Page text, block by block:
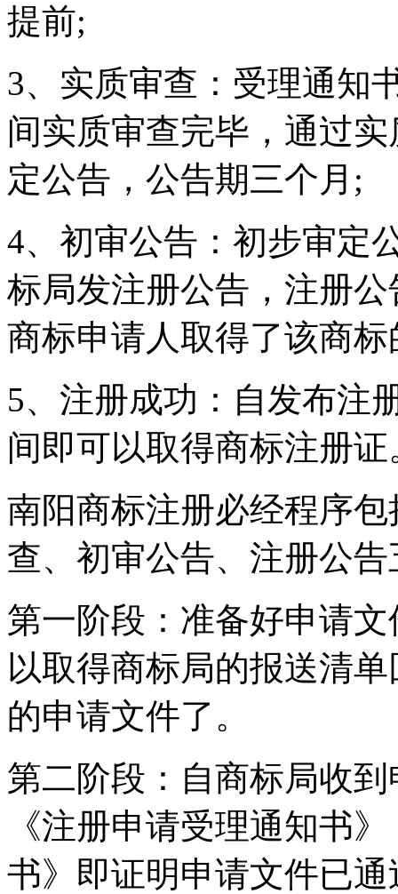
提前;
3、实质审查：受理通知
间实质审查完毕，通过
定公告，公告期三个月;
4、初审公告：初步审定
标局发注册公告，注册
商标申请人取得了该商
5、注册成功：自发布注
间即可以取得商标注册证
南阳商标注册必经程序
查、初审公告、注册公
第一阶段：准备好申请
以取得商标局的报送清
的申请文件了。
第二阶段：自商标局收
《注册申请受理通知书
书》即证明申请文件已